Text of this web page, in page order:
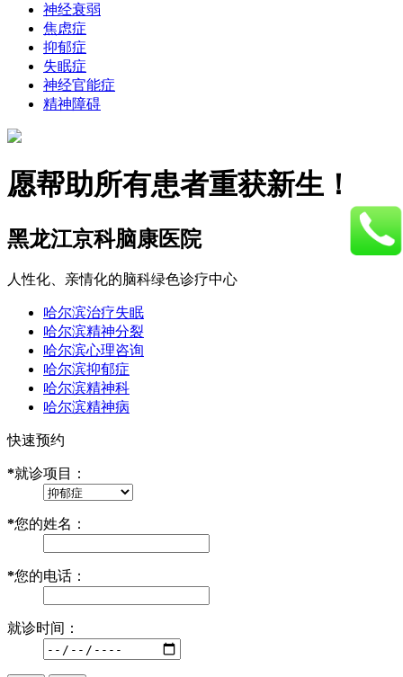
神经衰弱
焦虑症
抑郁症
失眠症
神经官能症
精神障碍
愿帮助所有患者重获新生！
黑龙江京科脑康医院
人性化、亲情化的脑科绿色诊疗中心
哈尔滨治疗失眠
哈尔滨精神分裂
哈尔滨心理咨询
哈尔滨抑郁症
哈尔滨精神科
哈尔滨精神病
快速预约
*就诊项目：
*您的姓名：
*您的电话：
就诊时间：